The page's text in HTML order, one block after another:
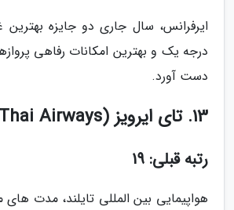
ایرفرانس، سال جاری دو جایزه بهترین
درجه یک و بهترین امکانات رفاهی
دست آورد.
13. تای ایرویز (Thai Airways)
رتبه قبلی: 19
هواپیمایی بین المللی تایلند، مدت